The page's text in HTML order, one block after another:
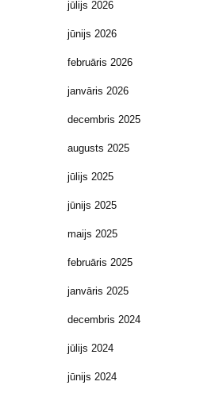
jūlijs 2026
jūnijs 2026
februāris 2026
janvāris 2026
decembris 2025
augusts 2025
jūlijs 2025
jūnijs 2025
maijs 2025
februāris 2025
janvāris 2025
decembris 2024
jūlijs 2024
jūnijs 2024